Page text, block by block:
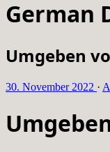
German
Umgeben
30. November 2022 ·